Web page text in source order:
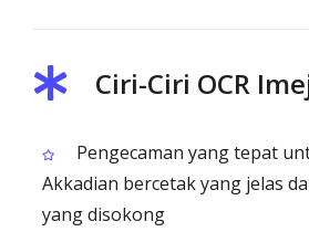
Ciri-Ciri OCR
Pengecaman yang tepat
Akkadian bercetak yang jelas
yang disokong